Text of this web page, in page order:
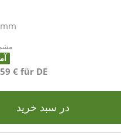
*
€ für DE
در سبد خرید